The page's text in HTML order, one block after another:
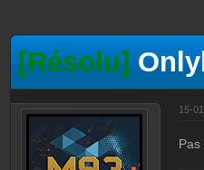
[Résolu]
15-